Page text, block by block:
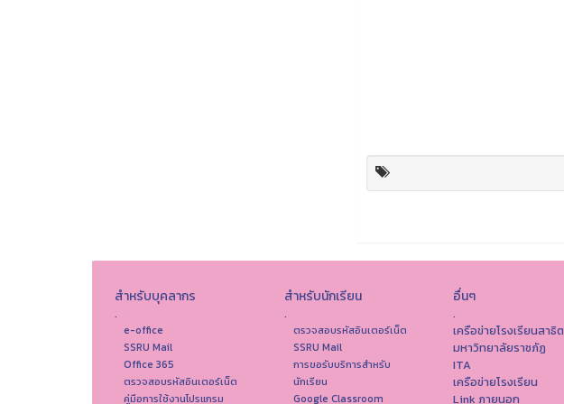
สำหรับบุคลากร
.
e-office
SSRU Mail
Office 365
ตรวจสอบรหัสอินเตอร์เน็ต
คู่มือการใช้งานโปรแกรม
สำหรับนักเรียน
.
ตรวจสอบรหัสอินเตอร์เน็ต
SSRU Mail
การขอรับบริการสำหรับ
นักเรียน
Google Classroom
อื่นๆ
.
เครือข่ายโรงเรียนสาธิต
มหาวิทยาลัยราชภัฏ
ITA
เครือข่ายโรงเรียน
Link ภายนอก